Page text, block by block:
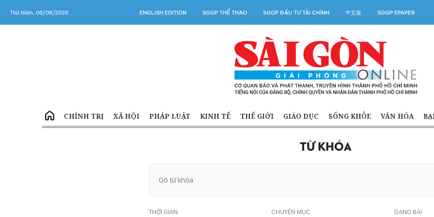
Thứ Năm, 06/08/2026 ENGLISH EDITION SGGP THỂ THAO SGGP ĐẦU TƯ TÀI CHÍNH 中文版 SGGP EPAPER
CHÍNH TRỊ XÃ HỘI PHÁP LUẬT KINH TẾ THẾ GIỚI GIÁO DỤC SỐNG KHỎE VĂN HÓA
TỪ KHÓA
THỜI GIAN CHUYÊN MỤC DẠNG BÀI